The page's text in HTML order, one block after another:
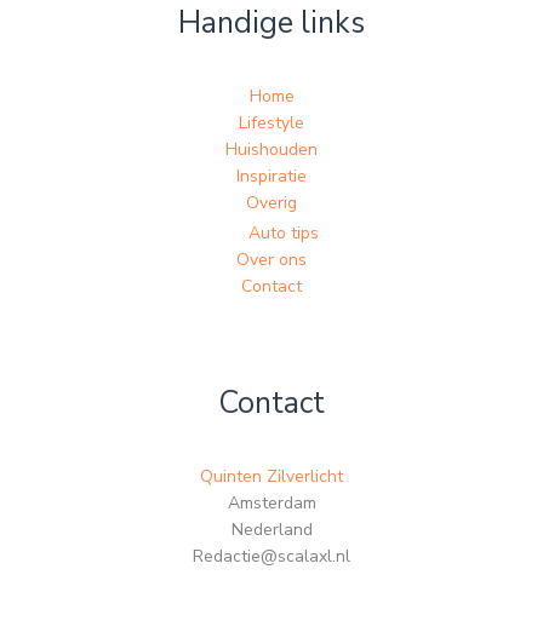
Handige links
Home
Lifestyle
Huishouden
Inspiratie
Overig
Auto tips
Over ons
Contact
Contact
Quinten Zilverlicht
Amsterdam
Nederland
Redactie@scalaxl.nl